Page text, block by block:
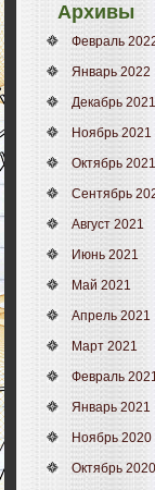
Архивы
Февраль
Январь 2022
Декабрь 2021
Ноябрь 2021
Октябрь 2021
Сентябрь
Август 2021
Июнь 2021
Май 2021
Апрель 2021
Март 2021
Февраль
Январь 2021
Ноябрь 2020
Октябрь 2020